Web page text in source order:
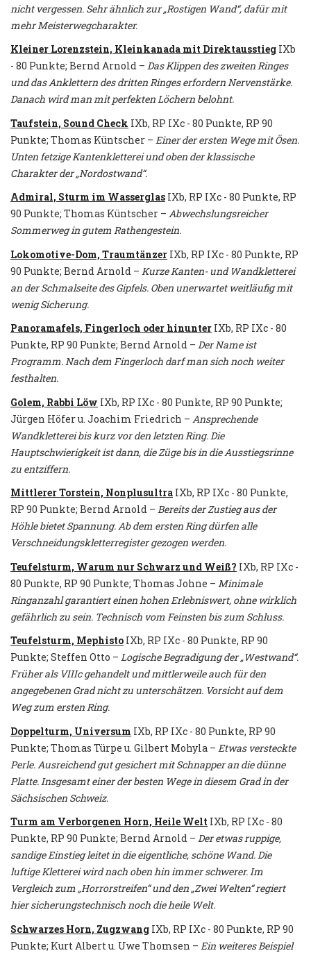
nicht vergessen. Sehr ähnlich zur „Rostigen Wand“, dafür mit
mehr Meisterwegcharakter.
Kleiner Lorenzstein, Kleinkanada mit Direktausstieg IXb
- 80 Punkte; Bernd Arnold – Das Klippen des zweiten Ringes
und das Anklettern des dritten Ringes erfordern Nervenstärke.
Danach wird man mit perfekten Löchern belohnt.
Taufstein, Sound Check IXb, RP IXc - 80 Punkte, RP 90
Punkte; Thomas Küntscher – Einer der ersten Wege mit Ösen.
Unten fetzige Kantenkletterei und oben der klassische
Charakter der „Nordostwand“.
Admiral, Sturm im Wasserglas IXb, RP IXc - 80 Punkte, RP
90 Punkte; Thomas Küntscher – Abwechslungsreicher
Sommerweg in gutem Rathengestein.
Lokomotive-Dom, Traumtänzer IXb, RP IXc - 80 Punkte, RP
90 Punkte; Bernd Arnold – Kurze Kanten- und Wandkletterei
an der Schmalseite des Gipfels. Oben unerwartet weitläufig mit
wenig Sicherung.
Panoramafels, Fingerloch oder hinunter IXb, RP IXc - 80
Punkte, RP 90 Punkte; Bernd Arnold – Der Name ist
Programm. Nach dem Fingerloch darf man sich noch weiter
festhalten.
Golem, Rabbi Löw IXb, RP IXc - 80 Punkte, RP 90 Punkte;
Jürgen Höfer u. Joachim Friedrich – Ansprechende
Wandkletterei bis kurz vor den letzten Ring. Die
Hauptschwierigkeit ist dann, die Züge bis in die Ausstiegsrinne
zu entziffern.
Mittlerer Torstein, Nonplusultra IXb, RP IXc - 80 Punkte,
RP 90 Punkte; Bernd Arnold – Bereits der Zustieg aus der
Höhle bietet Spannung. Ab dem ersten Ring dürfen alle
Verschneidungskletterregister gezogen werden.
Teufelsturm, Warum nur Schwarz und Weiß? IXb, RP IXc -
80 Punkte, RP 90 Punkte; Thomas Johne – Minimale
Ringanzahl garantiert einen hohen Erlebniswert, ohne wirklich
gefährlich zu sein. Technisch vom Feinsten bis zum Schluss.
Teufelsturm, Mephisto IXb, RP IXc - 80 Punkte, RP 90
Punkte; Steffen Otto – Logische Begradigung der „Westwand“.
Früher als VIIIc gehandelt und mittlerweile auch für den
angegebenen Grad nicht zu unterschätzen. Vorsicht auf dem
Weg zum ersten Ring.
Doppelturm, Universum IXb, RP IXc - 80 Punkte, RP 90
Punkte; Thomas Türpe u. Gilbert Mohyla – Etwas versteckte
Perle. Ausreichend gut gesichert mit Schnapper an die dünne
Platte. Insgesamt einer der besten Wege in diesem Grad in der
Sächsischen Schweiz.
Turm am Verborgenen Horn, Heile Welt IXb, RP IXc - 80
Punkte, RP 90 Punkte; Bernd Arnold – Der etwas ruppige,
sandige Einstieg leitet in die eigentliche, schöne Wand. Die
luftige Kletterei wird nach oben hin immer schwerer. Im
Vergleich zum „Horrorstreifen“ und den „Zwei Welten“ regiert
hier sicherungstechnisch noch die heile Welt.
Schwarzes Horn, Zugzwang IXb, RP IXc - 80 Punkte, RP 90
Punkte; Kurt Albert u. Uwe Thomsen – Ein weiteres Beispiel